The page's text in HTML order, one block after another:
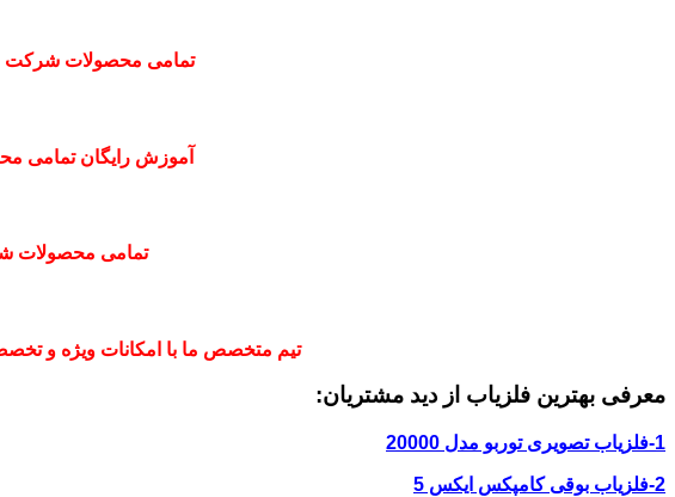
تمامی محصولات شرکت
آموزش رایگان تمامی
تمامی محصولات
تیم متخصص ما با امکانات ویژه و
معرفی بهترین فلزیاب از دید مشتریان:
1-فلزیاب تصویری توربو مدل 20000
2-فلزیاب بوقی کامپکس ایکس 5